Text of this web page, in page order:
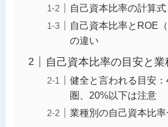
自己資本比率の計算
自己資本比率とROE
の違い
自己資本比率の目安と業
健全と言われる目安
圏、20%以下は注意
業種別の自己資本比率